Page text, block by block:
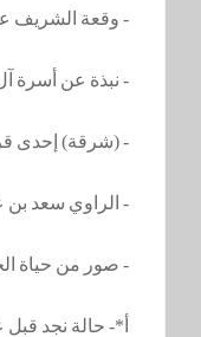
- وقعة الشريف
- نبذة عن أسرة
- (شرقة) إحدى
- الراوي سعد
- صور من حياة
أ*- حالة نجد